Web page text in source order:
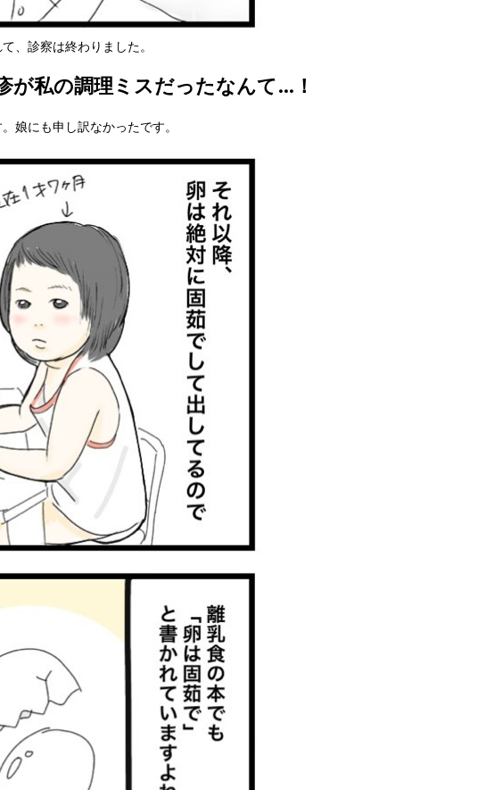
、診察は終わりました。
が私の調理ミスだったなんて…！
娘にも申し訳なかったです。